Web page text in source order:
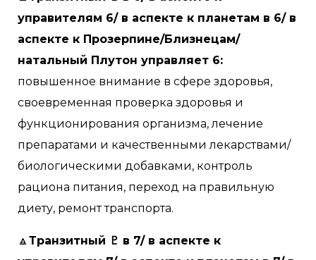
управителям 6/ в аспекте к планетам в 6/ в
аспекте к Прозерпине/Близнецам/
натальный Плутон управляет 6:
повышенное внимание в сфере здоровья,
своевременная проверка здоровья и
функционирования организма, лечение
препаратами и качественными лекарствами/
биологическими добавками, контроль
рациона питания, переход на правильную
диету, ремонт транспорта.
🔼 Транзитный ♇ в 7/ в аспекте к